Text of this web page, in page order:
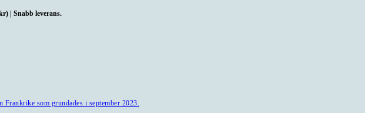
| Snabb leverans.
Frankrike som grundades i september 2023.